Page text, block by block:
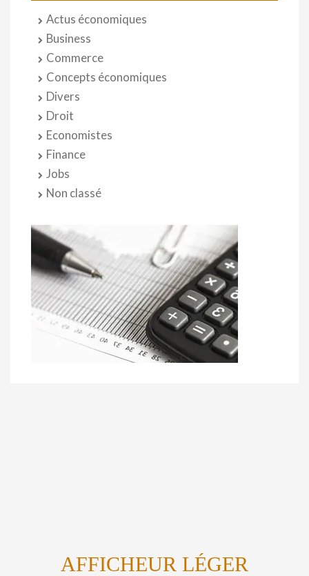
Actus économiques
Business
Commerce
Concepts économiques
Divers
Droit
Economistes
Finance
Jobs
Non classé
AFFICHEUR LÉGER